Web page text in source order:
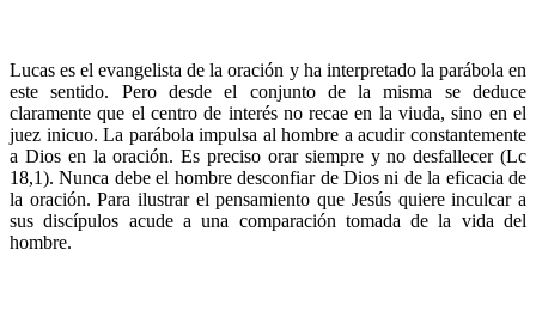
Lucas es el evangelista de la oración y ha interpretado la parábola en
este sentido. Pero desde el conjunto de la misma se deduce
claramente que el centro de interés no recae en la viuda, sino en el
juez inicuo. La parábola impulsa al hombre a acudir constantemente
a Dios en la oración. Es preciso orar siempre y no desfallecer (Lc
18,1). Nunca debe el hombre desconfiar de Dios ni de la eficacia de
la oración. Para ilustrar el pensamiento que Jesús quiere inculcar a
sus discípulos acude a una comparación tomada de la vida del
hombre.